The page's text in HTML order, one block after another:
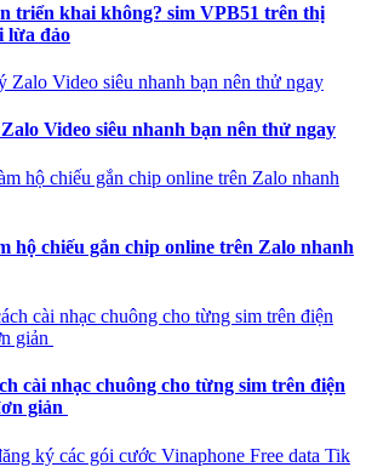
triển khai không? sim VPB51 trên thị
lừa đảo
Video siêu nhanh bạn nên thử ngay
hộ chiếu gắn chip online trên Zalo nhanh
cài nhạc chuông cho từng sim trên điện
giản